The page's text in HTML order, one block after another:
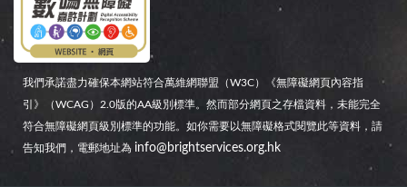
我們承諾盡力確保本網站符合萬維網聯盟（W3C）《無障礙網頁內容指
引》（WCAG）2.0版的AA級別標準。然而部分網頁之存檔資料，未能完全
符合無障礙網頁級別標準的功能。如你需要以無障礙格式閱覽此等資料，請
告知我們，電郵地址為 info@brightservices.org.hk